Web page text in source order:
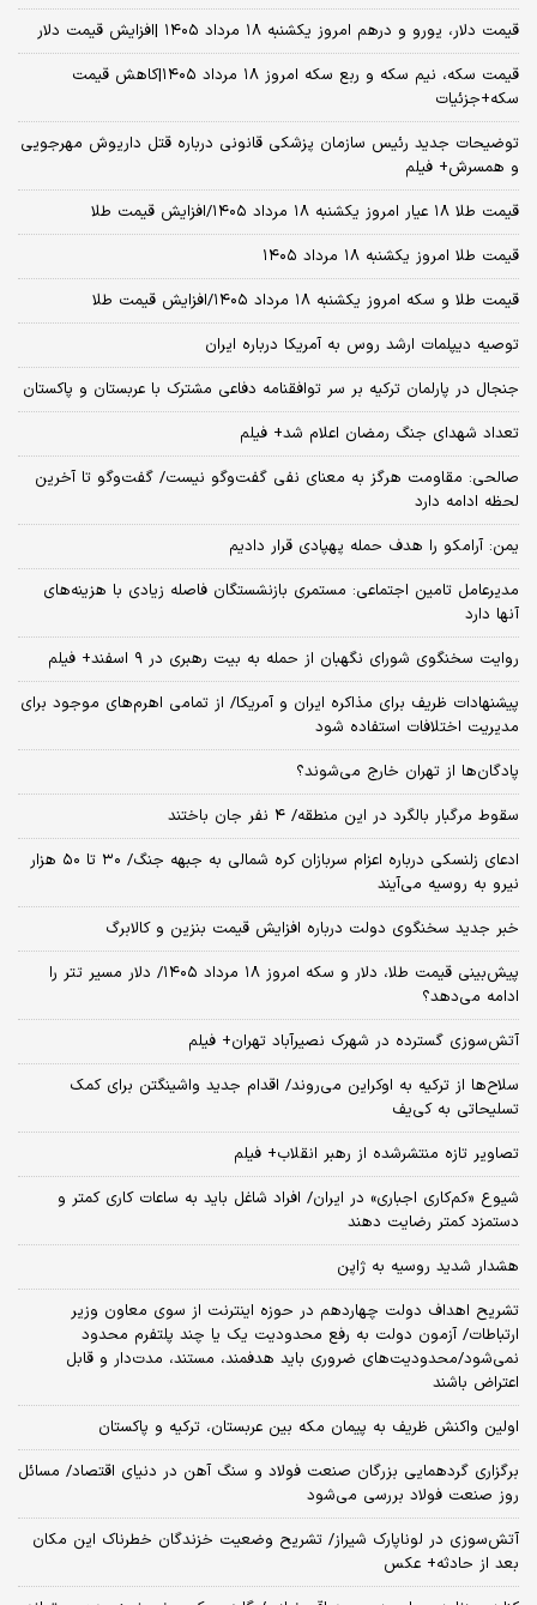
قیمت دلار، یورو و درهم امروز یکشنبه ۱۸ مرداد ۱۴۰۵ |افزایش قیمت دلار
قیمت سکه، نیم سکه و ربع سکه امروز ۱۸ مرداد ۱۴۰۵|کاهش قیمت
سکه+جزئیات
توضیحات جدید رئیس سازمان پزشکی قانونی درباره قتل داریوش مهرجویی
و همسرش+ فیلم
قیمت طلا ۱۸ عیار امروز یکشنبه ۱۸ مرداد ۱۴۰۵/افزایش قیمت طلا
قیمت طلا امروز یکشنبه ۱۸ مرداد ۱۴۰۵
قیمت طلا و سکه امروز یکشنبه ۱۸ مرداد ۱۴۰۵/افزایش قیمت طلا
توصیه دیپلمات ارشد روس به آمریکا درباره ایران
جنجال در پارلمان ترکیه بر سر توافقنامه دفاعی مشترک با عربستان و پاکستان
تعداد شهدای جنگ رمضان اعلام شد+ فیلم
صالحی: مقاومت هرگز به معنای نفی گفت‌وگو نیست/ گفت‌وگو تا آخرین
لحظه ادامه دارد
یمن: آرامکو را هدف حمله پهپادی قرار دادیم
مدیرعامل تامین اجتماعی: مستمری بازنشستگان فاصله زیادی با هزینه‌های
آنها دارد
روایت سخنگوی شورای نگهبان از حمله به بیت رهبری در ۹ اسفند+ فیلم
پیشنهادات ظریف برای مذاکره ایران و آمریکا/ از تمامی اهرم‌های موجود برای
مدیریت اختلافات استفاده شود
پادگان‌ها از تهران خارج می‌شوند؟
سقوط مرگبار بالگرد در این منطقه/ ۴ نفر جان باختند
ادعای زلنسکی درباره اعزام سربازان کره شمالی به جبهه جنگ/ ۳۰ تا ۵۰ هزار
نیرو به روسیه می‌آیند
خبر جدید سخنگوی دولت درباره افزایش قیمت بنزین و کالابرگ
پیش‌بینی قیمت طلا، دلار و سکه امروز ۱۸ مرداد ۱۴۰۵/ دلار مسیر تتر را
ادامه می‌دهد؟
آتش‌سوزی گسترده در شهرک نصیرآباد تهران+ فیلم
سلاح‌ها از ترکیه به اوکراین می‌روند/ اقدام جدید واشینگتن برای کمک
تسلیحاتی به کی‌یف
تصاویر تازه منتشرشده از رهبر انقلاب+ فیلم
شیوع «کم‌کاری اجباری» در ایران/ افراد شاغل باید به ساعات کاری کمتر و
دستمزد کمتر رضایت دهند
هشدار شدید روسیه به ژاپن
تشریح اهداف دولت چهاردهم در حوزه اینترنت از سوی معاون وزیر
ارتباطات/ آزمون دولت به رفع محدودیت یک یا چند پلتفرم محدود
نمی‌‎شود/محدودیت‌های ضروری باید هدفمند، مستند، مدت‌دار و قابل
اعتراض باشند
اولین واکنش ظریف به پیمان مکه بین عربستان، ترکیه و پاکستان
برگزاری گردهمایی بزرگان صنعت فولاد و سنگ آهن در دنیای اقتصاد/ مسائل
روز صنعت فولاد بررسی می‌شود
آتش‌سوزی در لوناپارک شیراز/ تشریح وضعیت خزندگان خطرناک این مکان
بعد از حادثه+ عکس